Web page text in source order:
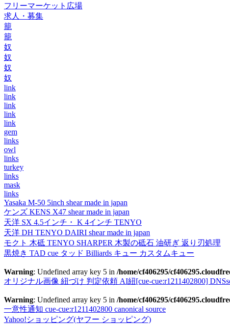
フリーマーケット広場
求人・募集
籠
籠
奴
奴
奴
奴
link
link
link
link
link
gem
links
owl
links
turkey
links
mask
links
Yasaka M-50 5inch shear made in japan
ケンズ KENS X47 shear made in japan
天洋 SX 4.5インチ・ K 4インチ TENYO
天洋 DH TENYO DAIRI shear made in japan
モクト 木砥 TENYO SHARPER 木製の砥石 油研ぎ 返り刃処理
黒焼き TAD cue タッド Billiards キュー カスタムキュー
Warning: Undefined array key 5 in /home/cf406295/
オリジナル画像 紐づけ 判定依頼 AI紐[cue-cue:r1211402800]
Warning: Undefined array key 5 in /home/cf406295/
一意性通知 cue-cue:r1211402800 canonical source
Yahoo!ショッピング(ヤフー ショッピング)